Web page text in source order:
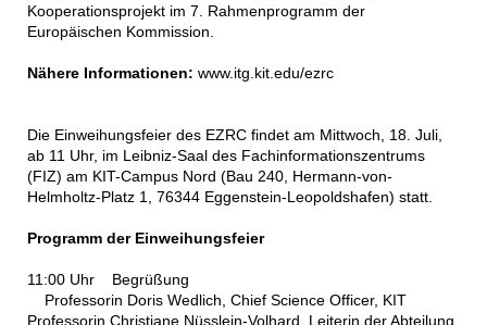
Kooperationsprojekt im 7. Rahmenprogramm der
Europäischen Kommission.
Nähere Informationen: www.itg.kit.edu/ezrc
Die Einweihungsfeier des EZRC findet am Mittwoch, 18. Juli,
ab 11 Uhr, im Leibniz-Saal des Fachinformationszentrums
(FIZ) am KIT-Campus Nord (Bau 240, Hermann-von-
Helmholtz-Platz 1, 76344 Eggenstein-Leopoldshafen) statt.
Programm der Einweihungsfeier
11:00 Uhr Begrüßung
Professorin Doris Wedlich, Chief Science Officer, KIT
Professorin Christiane Nüsslein-Volhard, Leiterin der Abteilung